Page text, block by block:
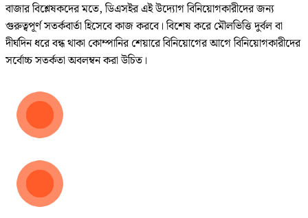
বাজার বিশ্লেষকদের মতে, ডিএসইর এই উদ্যোগ বিনিয়োগকারীদের জন্য
গুরুত্বপূর্ণ সতর্কবার্তা হিসেবে কাজ করবে। বিশেষ করে মৌলভিত্তি দুর্বল বা
দীর্ঘদিন ধরে বন্ধ থাকা কোম্পানির শেয়ারে বিনিয়োগের আগে বিনিয়োগকারীদের
সর্বোচ্চ সতর্কতা অবলম্বন করা উচিত।